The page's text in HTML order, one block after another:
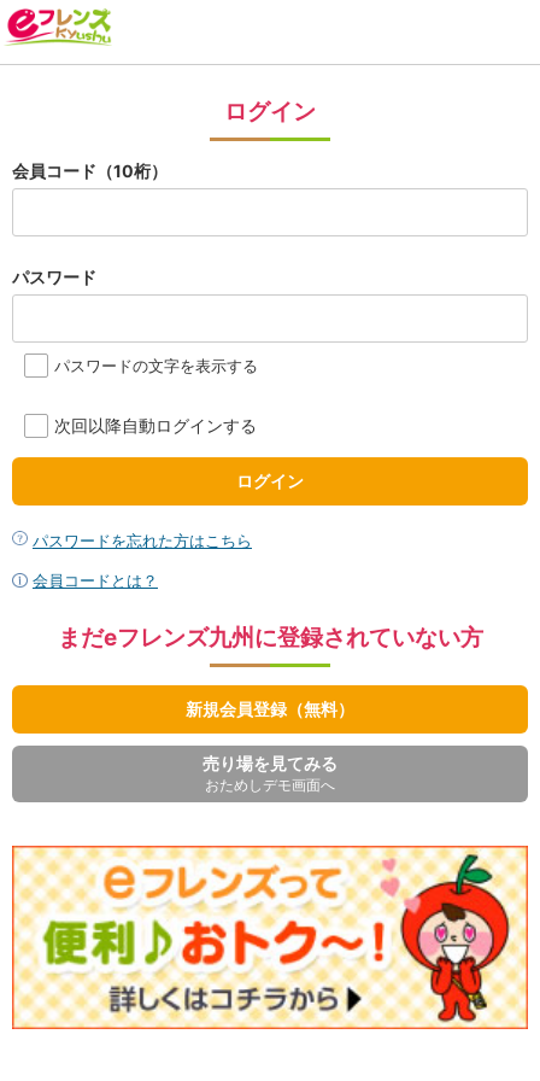
ログイン
会員コード（10桁）
パスワード
パスワードの文字を表示する
次回以降自動ログインする
ログイン
パスワードを忘れた方はこちら
会員コードとは？
まだeフレンズ九州に登録されていない方
新規会員登録（無料）
売り場を見てみる
おためしデモ画面へ